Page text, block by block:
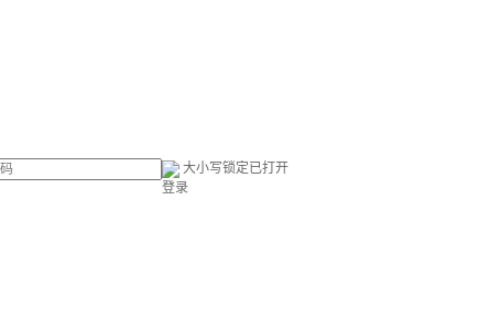
大小写锁定已打开
登录